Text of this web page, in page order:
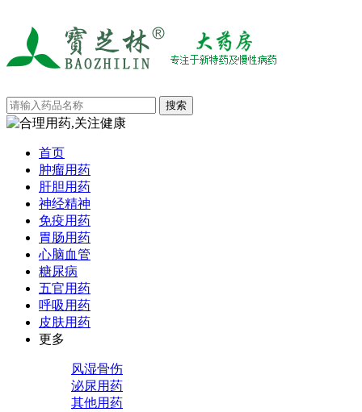
首页
肿瘤用药
肝胆用药
神经精神
免疫用药
胃肠用药
心脑血管
糖尿病
五官用药
呼吸用药
皮肤用药
更多
风湿骨伤
泌尿用药
其他用药